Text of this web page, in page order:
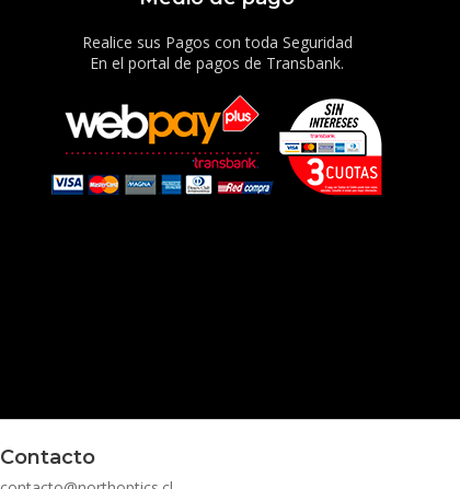
Realice sus Pagos con toda Seguridad
En el portal de pagos de Transbank.
Contacto